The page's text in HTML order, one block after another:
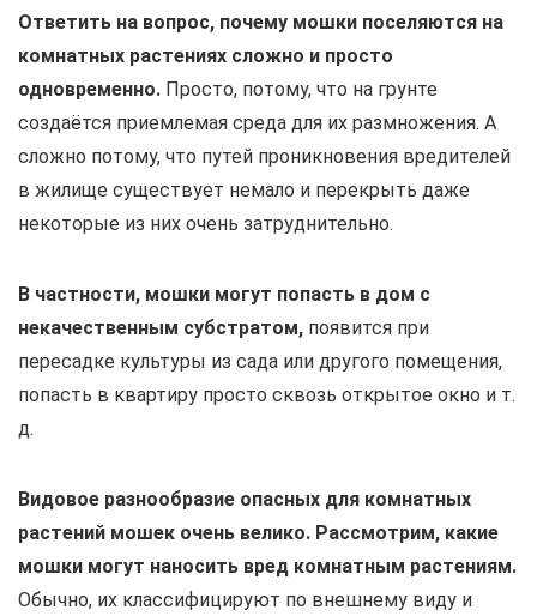
Ответить на вопрос, почему мошки поселяются на
комнатных растениях сложно и просто
одновременно. Просто, потому, что на грунте
создаётся приемлемая среда для их размножения. А
сложно потому, что путей проникновения вредителей
в жилище существует немало и перекрыть даже
некоторые из них очень затруднительно.
В частности, мошки могут попасть в дом с
некачественным субстратом, появится при
пересадке культуры из сада или другого помещения,
попасть в квартиру просто сквозь открытое окно и т.
д.
Видовое разнообразие опасных для комнатных
растений мошек очень велико. Рассмотрим, какие
мошки могут наносить вред комнатным растениям.
Обычно, их классифицируют по внешнему виду и